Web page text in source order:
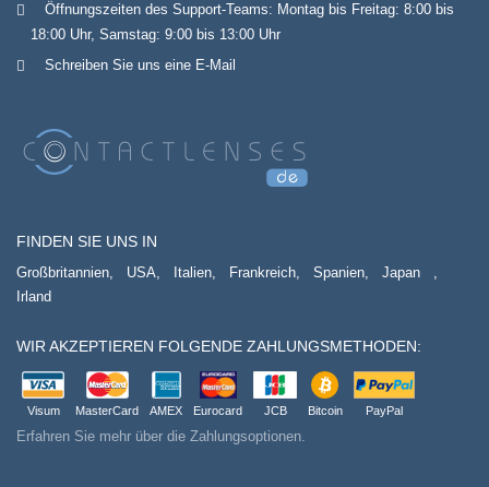
Öffnungszeiten des Support-Teams: Montag bis Freitag: 8:00 bis
18:00 Uhr, Samstag: 9:00 bis 13:00 Uhr
Schreiben Sie uns eine E-Mail
FINDEN SIE UNS IN
Großbritannien, USA, Italien, Frankreich, Spanien, Japan
,
Irland
WIR AKZEPTIEREN FOLGENDE ZAHLUNGSMETHODEN:
Visum MasterCard AMEX Eurocard JCB Bitcoin PayPal
Erfahren Sie mehr über die Zahlungsoptionen.